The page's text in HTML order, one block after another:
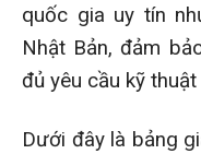
quốc gia uy tín
Nhật Bản, đảm
đủ yêu cầu kỹ
Dưới đây là bảng